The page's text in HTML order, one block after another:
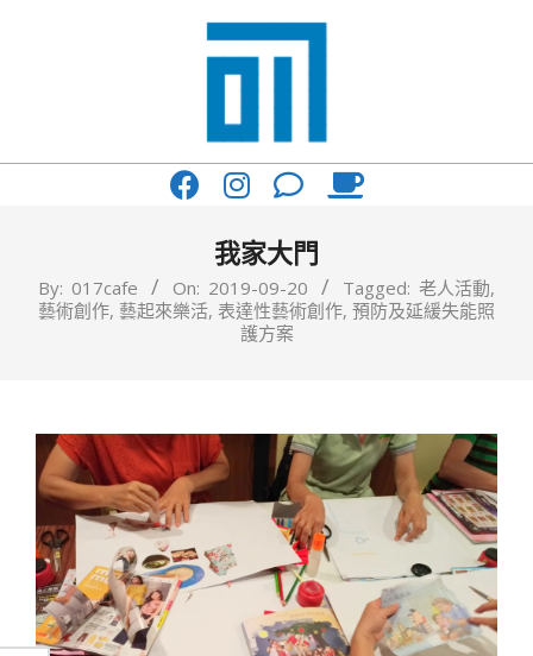
017
你
一
啡
館
我家大門
By: 017cafe On: 2019-09-20 Tagged: 老人活動,
藝術創作, 藝起來樂活, 表達性藝術創作, 預防及延緩失能照
護方案